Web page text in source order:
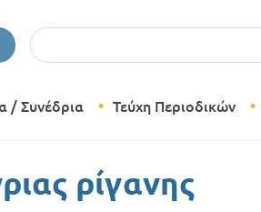
/ Συνέδρια Τεύχη Περιοδικών
Δημιουργικό Εργαστήρι
ρίγανης